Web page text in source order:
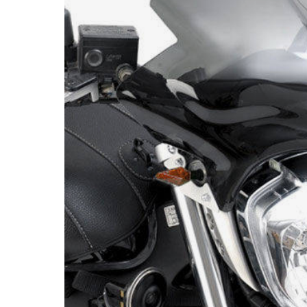
motorhelmen
motorhelmen
motorhelmen
motorhelmen